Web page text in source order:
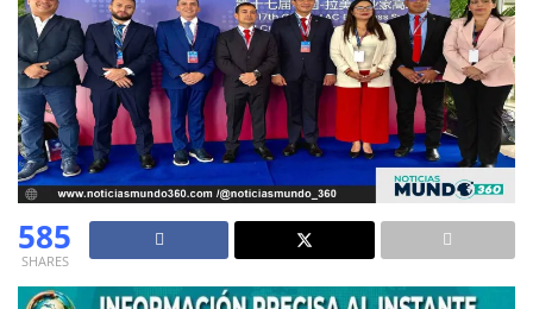
585
SHARES